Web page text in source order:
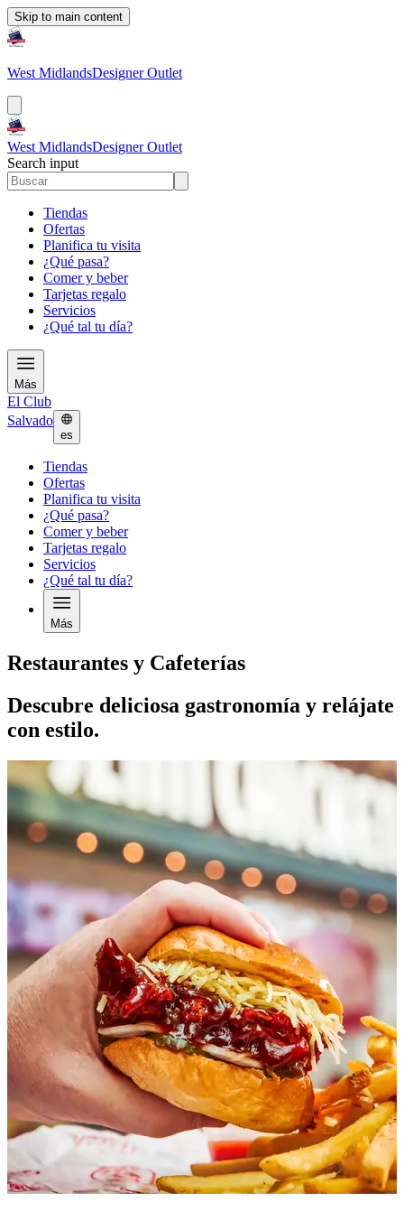
Skip to main content
West MidlandsDesigner Outlet
West MidlandsDesigner Outlet
Search input
Tiendas
Ofertas
Planifica tu visita
¿Qué pasa?
Comer y beber
Tarjetas regalo
Servicios
¿Qué tal tu día?
Más
El Club
Salvado
es
Tiendas
Ofertas
Planifica tu visita
¿Qué pasa?
Comer y beber
Tarjetas regalo
Servicios
¿Qué tal tu día?
Más
Restaurantes y Cafeterías
Descubre deliciosa gastronomía y relájate
con estilo.